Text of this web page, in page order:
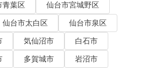
青葉区
仙台市宮城野区
仙台市太白区
仙台市泉区
気仙沼市
白石市
多賀城市
岩沼市